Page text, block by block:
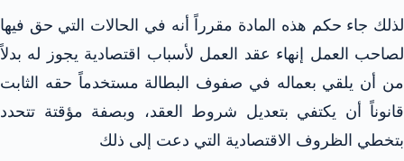
لذلك جاء حكم هذه المادة مقرراً أنه في الحالات التي حق فيها
لصاحب العمل إنهاء عقد العمل لأسباب اقتصادية يجوز له بدلاً
من أن يلقي بعماله في صفوف البطالة مستخدماً حقه الثابت
قانوناً أن يكتفي بتعديل شروط العقد، وبصفة مؤقتة تتحدد
بتخطي الظروف الاقتصادية التي دعت إلى ذلك